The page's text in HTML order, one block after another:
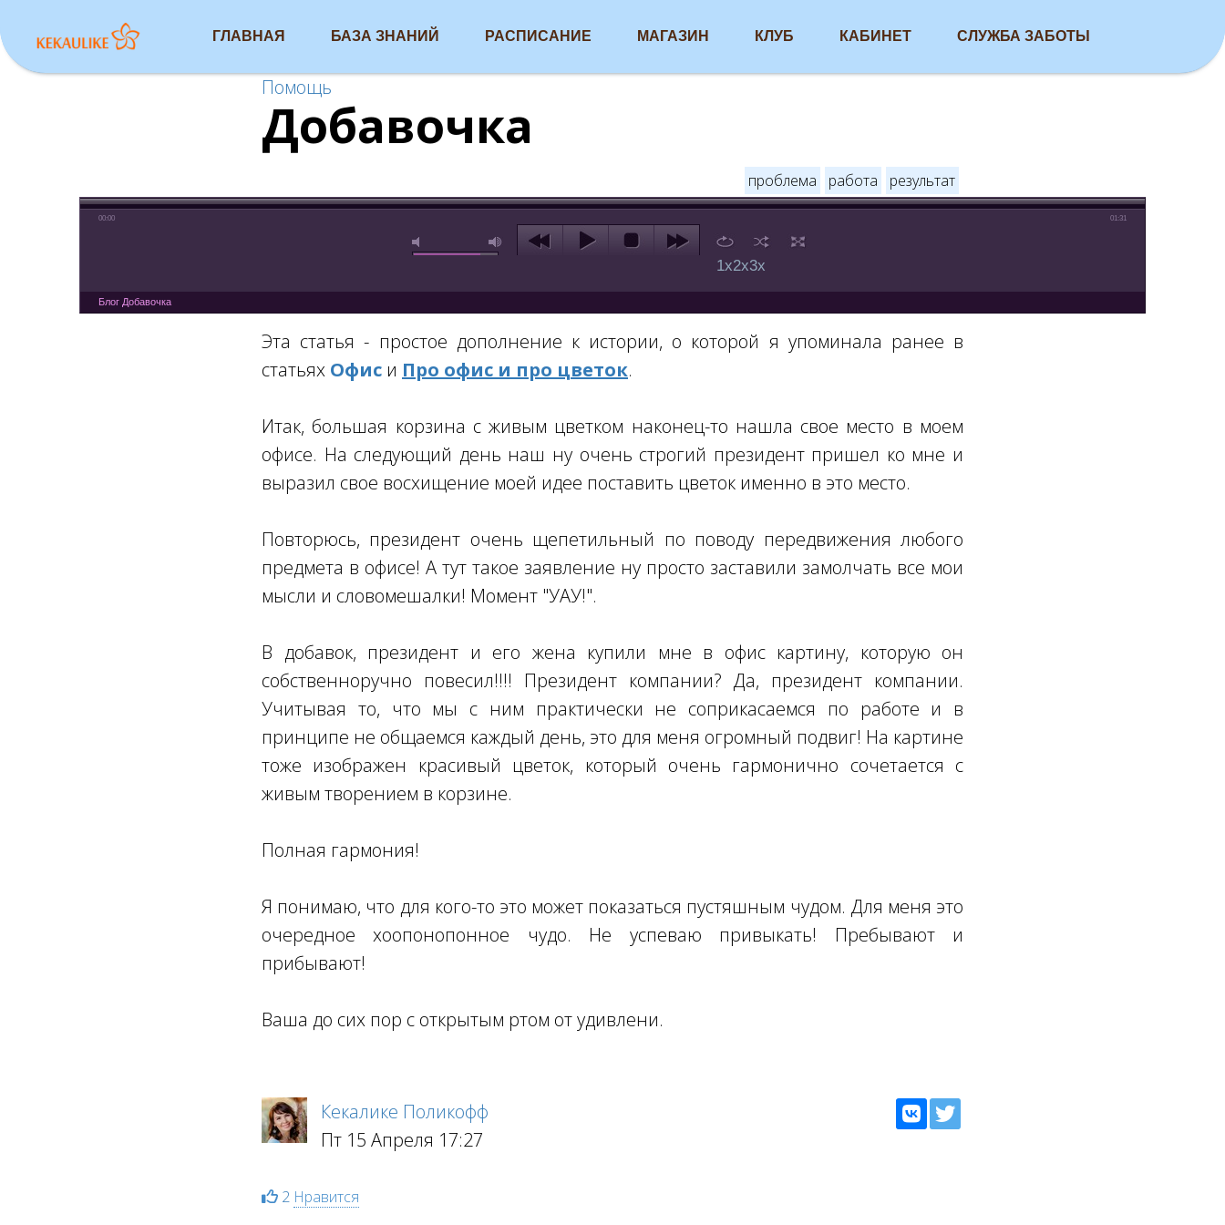
ГЛАВНАЯ БАЗА ЗНАНИЙ РАСПИСАНИЕ МАГАЗИН КЛУБ КАБИНЕТ СЛУЖБА ЗАБОТЫ
Помощь
Добавочка
проблема работа результат
00:00 01:31
1x2x3x
Блог Добавочка
Эта статья - простое дополнение к истории, о которой я упоминала ранее в
статьях Офис и Про офис и про цветок.
Итак, большая корзина с живым цветком наконец-то нашла свое место в моем
офисе. На следующий день наш ну очень строгий президент пришел ко мне и
выразил свое восхищение моей идее поставить цветок именно в это место.
Повторюсь, президент очень щепетильный по поводу передвижения любого
предмета в офисе! А тут такое заявление ну просто заставили замолчать все мои
мысли и словомешалки! Момент "УАУ!".
В добавок, президент и его жена купили мне в офис картину, которую он
собственноручно повесил!!!! Президент компании? Да, президент компании.
Учитывая то, что мы с ним практически не соприкасаемся по работе и в
принципе не общаемся каждый день, это для меня огромный подвиг! На картине
тоже изображен красивый цветок, который очень гармонично сочетается с
живым творением в корзине.
Полная гармония!
Я понимаю, что для кого-то это может показаться пустяшным чудом. Для меня это
очередное хоопонопонное чудо. Не успеваю привыкать! Пребывают и
прибывают!
Ваша до сих пор с открытым ртом от удивлени.
Кекалике Поликофф
Пт 15 Апреля 17:27
2 Нравится